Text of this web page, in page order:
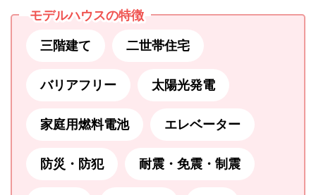
モデルハウスの特徴
三階建て 二世帯住宅
バリアフリー 太陽光発電
家庭用燃料電池 エレベーター
防災・防犯 耐震・免震・制震